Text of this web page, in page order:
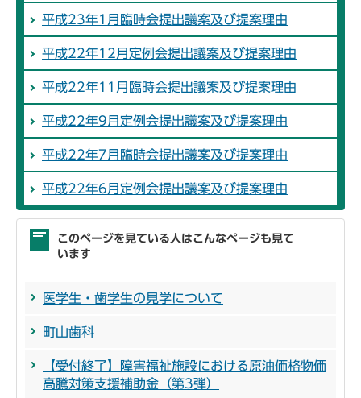
平成23年1月臨時会提出議案及び提案理由
平成22年12月定例会提出議案及び提案理由
平成22年11月臨時会提出議案及び提案理由
平成22年9月定例会提出議案及び提案理由
平成22年7月臨時会提出議案及び提案理由
平成22年6月定例会提出議案及び提案理由
このページを見ている人はこんなページも見て
います
医学生・歯学生の見学について
町山歯科
【受付終了】障害福祉施設における原油価格物価
高騰対策支援補助金（第3弾）